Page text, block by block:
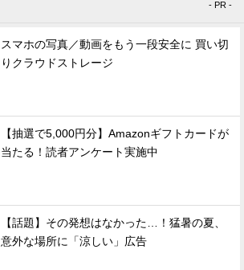
- PR -
スマホの写真／動画をもう一段安全に 買い切
りクラウドストレージ
【抽選で5,000円分】Amazonギフトカードが
当たる！読者アンケート実施中
【話題】その発想はなかった…！猛暑の夏、
意外な場所に「涼しい」広告